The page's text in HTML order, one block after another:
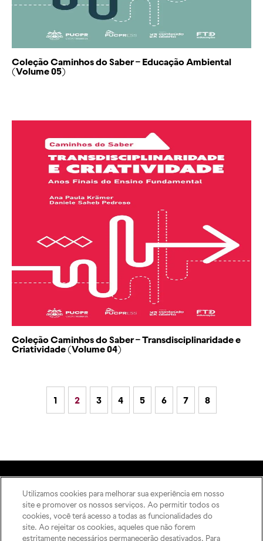
Coleção Caminhos do Saber – Educação Ambiental
(Volume 05)
Coleção Caminhos do Saber – Transdisciplinaridade e
Criatividade (Volume 04)
1 2 3 4 5 6 7 8
Rua Imaculada Conceição,
1155 – Prado Velho,
Curitiba – PR, 80215-901
A Editora
Como publicar
ODS
Contato
Utilizamos cookies para melhorar sua experiência em nosso
site e promover os nossos serviços. Ao permitir todos os
cookies, você terá acesso a todas as funcionalidades do
site. Ao rejeitar os cookies, aqueles que não forem
estritamente necessários permanecerão desativados. Para